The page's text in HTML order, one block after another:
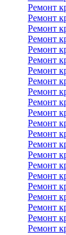
Ремонт
Ремонт
Ремонт
Ремонт
Ремонт
Ремонт
Ремонт
Ремонт
Ремонт
Ремонт
Ремонт
Ремонт
Ремонт
Ремонт
Ремонт
Ремонт
Ремонт
Ремонт
Ремонт
Ремонт
Ремонт
Ремонт